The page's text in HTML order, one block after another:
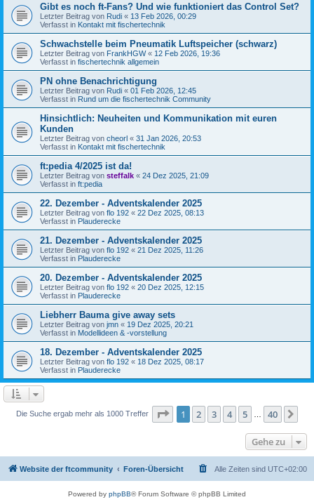
Gibt es noch ft-Fans? Und wie funktioniert das Control Set?
Letzter Beitrag von Rudi « 13 Feb 2026, 00:29
Verfasst in Kontakt mit fischertechnik
Schwachstelle beim Pneumatik Luftspeicher (schwarz)
Letzter Beitrag von FrankHGW« 12 Feb 2026, 19:36
Verfasst in fischertechnik allgemein
PN ohne Benachrichtigung
Letzter Beitrag von Rudi « 01 Feb 2026, 12:45
Verfasst in Rund um die fischertechnik Community
Hinsichtlich: Neuheiten und Kommunikation mit euren
Kunden
Letzter Beitrag von cheorl « 31 Jan 2026, 20:53
Verfasst in Kontakt mit fischertechnik
ft:pedia 4/2025 ist da!
Letzter Beitrag von steffalk « 24 Dez 2025, 21:09
Verfasst in ft:pedia
22. Dezember - Adventskalender 2025
Letzter Beitrag von flo 192 « 22 Dez 2025, 08:13
Verfasst in Plauderecke
21. Dezember - Adventskalender 2025
Letzter Beitrag von flo 192 « 21 Dez 2025, 11:26
Verfasst in Plauderecke
20. Dezember - Adventskalender 2025
Letzter Beitrag von flo 192 « 20 Dez 2025, 12:15
Verfasst in Plauderecke
Liebherr Bauma give away sets
Letzter Beitrag von jmn « 19 Dez 2025, 20:21
Verfasst in Modellideen & -vorstellung
18. Dezember - Adventskalender 2025
Letzter Beitrag von flo 192 « 18 Dez 2025, 08:17
Verfasst in Plauderecke
Die Suche ergab mehr als 1000 Treffer Seite 1von 40
1 2 3 4 5 40
Gehe zu
Website der ftcommunity Foren-Übersicht Alle Zeiten sind UTC+02:00
Powered by phpBB® Forum Software © phpBB Limited